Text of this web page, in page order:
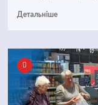
Детальніше